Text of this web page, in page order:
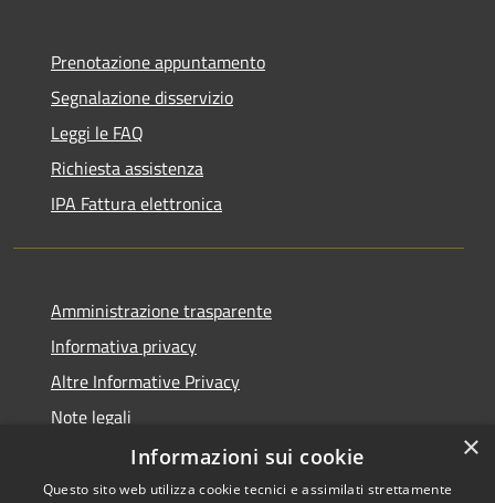
Prenotazione appuntamento
Segnalazione disservizio
Leggi le FAQ
Richiesta assistenza
IPA Fattura elettronica
Amministrazione trasparente
Informativa privacy
Altre Informative Privacy
Note legali
Dichiarazione di accessibilità
×
Informazioni sui cookie
Questo sito web utilizza cookie tecnici e assimilati strettamente